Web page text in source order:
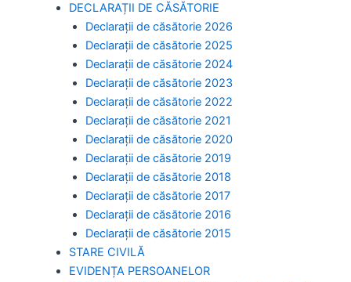
DECLARAȚII DE CĂSĂTORIE
Declarații de căsătorie 2026
Declarații de căsătorie 2025
Declarații de căsătorie 2024
Declarații de căsătorie 2023
Declarații de căsătorie 2022
Declarații de căsătorie 2021
Declarații de căsătorie 2020
Declarații de căsătorie 2019
Declarații de căsătorie 2018
Declarații de căsătorie 2017
Declarații de căsătorie 2016
Declarații de căsătorie 2015
STARE CIVILĂ
EVIDENȚA PERSOANELOR